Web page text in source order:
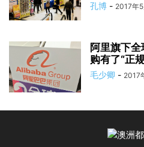
孔博 - 2017年
阿里旗下
购有了“正
毛少卿 - 2017